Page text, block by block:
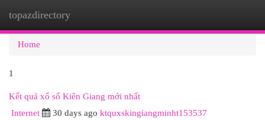
topazdirectory
Home
1
Kết quả xổ số Kiên Giang mới nhất
Internet 30 days ago ktquxskingiangminht153537